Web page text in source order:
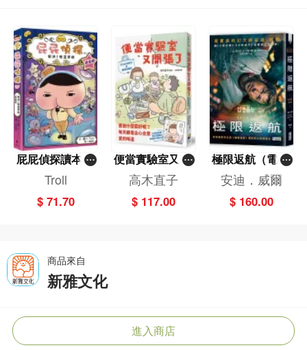
屁屁偵探讀本(1
3)－－對決！怪
篇）
Troll
$ 71.70
便當實驗室又開
張了——日日和
特別日的菜單挑
戰記
高木直子
$ 117.00
極限返航（電影
書衣典藏版）
（獨家收錄作者
訪談）
安迪．威爾
$ 160.00
商品來自
新雅文化
進入商店